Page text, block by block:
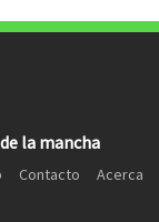
la mancha
Contacto
Acerca